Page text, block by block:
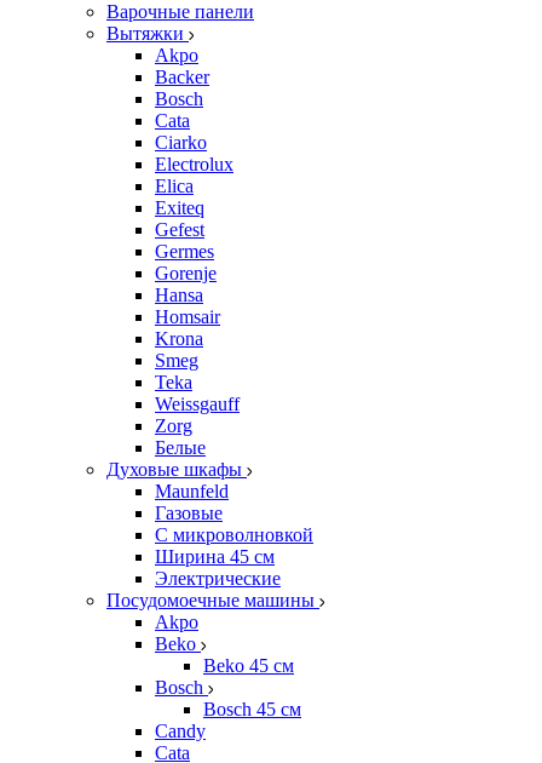
Варочные панели
Вытяжки
Akpo
Backer
Bosch
Cata
Ciarko
Electrolux
Elica
Exiteq
Gefest
Germes
Gorenje
Hansa
Homsair
Krona
Smeg
Teka
Weissgauff
Zorg
Белые
Духовые шкафы
Maunfeld
Газовые
С микроволновкой
Ширина 45 см
Электрические
Посудомоечные машины
Akpo
Beko
Beko 45 см
Bosch
Bosch 45 см
Candy
Cata